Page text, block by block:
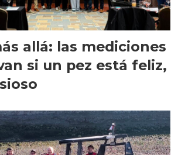
allá: las mediciones
si un pez está feliz,